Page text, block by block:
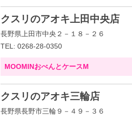
クスリのアオキ上田中央店
長野県上田市中央２－１８－２６
TEL: 0268-28-0350
MOOMINおべんとケースM
クスリのアオキ三輪店
長野県長野市三輪９－４９－３６